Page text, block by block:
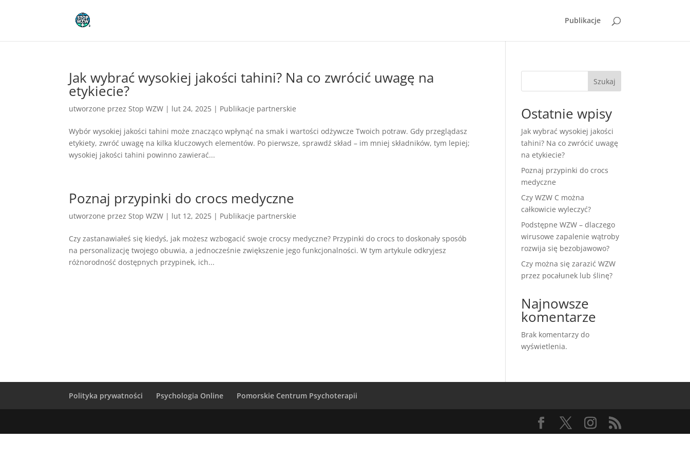
Publikacje
Jak wybrać wysokiej jakości tahini? Na co zwrócić uwagę na
etykiecie?
utworzone przezStop WZW | lut 24, 2025 | Publikacje partnerskie
Wybór wysokiej jakości tahini może znacząco wpłynąć na smak i wartości odżywcze Twoich potraw. Gdy przeglądasz
etykiety, zwróć uwagę na kilka kluczowych elementów. Po pierwsze, sprawdź skład – im mniej składników, tym lepiej;
wysokiej jakości tahini powinno zawierać...
Poznaj przypinki do crocs medyczne
utworzone przezStop WZW | lut 12, 2025 | Publikacje partnerskie
Czy zastanawiałeś się kiedyś, jak możesz wzbogacić swoje crocsy medyczne? Przypinki do crocs to doskonały sposób
na personalizację twojego obuwia, a jednocześnie zwiększenie jego funkcjonalności. W tym artykule odkryjesz
różnorodność dostępnych przypinek, ich...
Szukaj
Ostatnie wpisy
Jak wybrać wysokiej jakości
tahini? Na co zwrócić uwagę
na etykiecie?
Poznaj przypinki do crocs
medyczne
Czy WZW C można
całkowicie wyleczyć?
Podstępne WZW – dlaczego
wirusowe zapalenie wątroby
rozwija się bezobjawowo?
Czy można się zarazić WZW
przez pocałunek lub ślinę?
Najnowsze
komentarze
Brak komentarzy do
wyświetlenia.
Polityka prywatności Psychologia Online Pomorskie Centrum Psychoterapii